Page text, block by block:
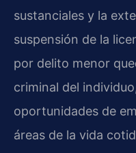
sustanciales y la
suspensión de la
por delito menor
criminal del
oportunidades de
áreas de la vida